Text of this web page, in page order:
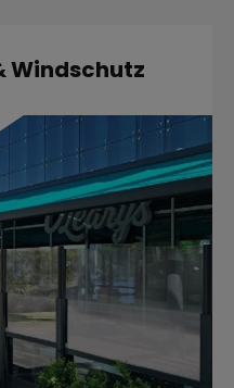
Windschutz